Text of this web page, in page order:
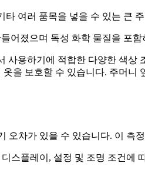
타 여러 품목을 넣을 수 있는 큰
어졌으며 독성 화학 물질을 포
사용하기에 적합한 다양한 색
을 보호할 수 있습니다. 주머니
오차가 있을 수 있습니다. 이
스플레이, 설정 및 조명 조건에